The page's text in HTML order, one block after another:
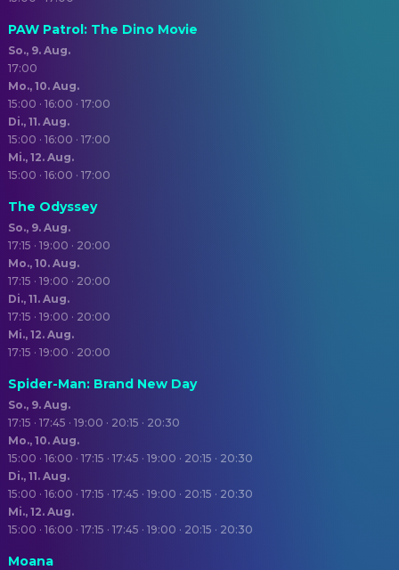
PAW Patrol: The Dino Movie
So., 9. Aug.
17:00
Mo., 10. Aug.
15:00 · 16:00 · 17:00
Di., 11. Aug.
15:00 · 16:00 · 17:00
Mi., 12. Aug.
15:00 · 16:00 · 17:00
The Odyssey
So., 9. Aug.
17:15 · 19:00 · 20:00
Mo., 10. Aug.
17:15 · 19:00 · 20:00
Di., 11. Aug.
17:15 · 19:00 · 20:00
Mi., 12. Aug.
17:15 · 19:00 · 20:00
Spider-Man: Brand New Day
So., 9. Aug.
17:15 · 17:45 · 19:00 · 20:15 · 20:30
Mo., 10. Aug.
15:00 · 16:00 · 17:15 · 17:45 · 19:00 · 20:15 · 20:30
Di., 11. Aug.
15:00 · 16:00 · 17:15 · 17:45 · 19:00 · 20:15 · 20:30
Mi., 12. Aug.
15:00 · 16:00 · 17:15 · 17:45 · 19:00 · 20:15 · 20:30
Moana